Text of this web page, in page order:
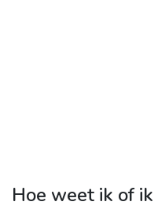
Hoe weet ik of